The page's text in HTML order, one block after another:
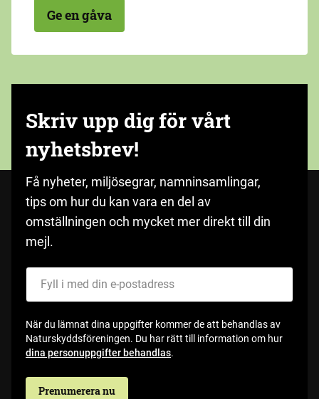
Ge en gåva
Skriv upp dig för vårt
nyhetsbrev!
Få nyheter, miljösegrar, namninsamlingar,
tips om hur du kan vara en del av
omställningen och mycket mer direkt till din
mejl.
När du lämnat dina uppgifter kommer de att behandlas av
Naturskyddsföreningen. Du har rätt till information om hur
dina personuppgifter behandlas.
Prenumerera nu